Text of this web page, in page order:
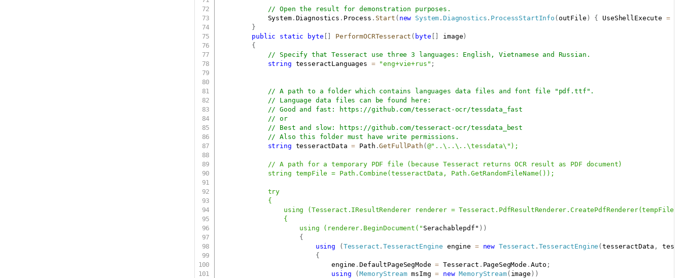
// Open the result for demonstration purposes.
            System
. Diagnostics . Process . Start ( new System .Diagnostics . ProcessStartInfo (outFile ) { UseShellExecute =
}
public
static byte [ ] PerformOCRTesseract ( byte [ ] image)
{
// Specify that Tesseract use three 3 languages: English, Vietnamese and Russian.
string tesseractLanguages = "eng+vie+rus" ;
// A path to a folder which contains languages data files and font file "pdf.ttf".
// Language data files can be found here:
// Good and fast:
https://github.com/tesseract-ocr/tessdata_fast
// or
// Best and slow:
https://github.com/tesseract-ocr/tessdata_best
// Also this folder must have write permissions.
string tesseractData = Path .GetFullPath (@"..\..\..\tessdata\");
            // A path for a temporary PDF file (because Tesseract returns OCR result as PDF document)
            string tempFile = Path.Combine(tesseractData, Path.GetRandomFileName());
            try
            {
using (Tesseract.IResultRenderer renderer = Tesseract.PdfResultRenderer.CreatePdfRenderer(tempFile,
                {
                    using (renderer.BeginDocument("
Serachablepdf" ) )
{
using
(Tesseract .TesseractEngine engine = new Tesseract . TesseractEngine (tesseractData ,
{
                            engine
.DefaultPageSegMode = Tesseract . PageSegMode . Auto ;
using
(MemoryStream msImg = new MemoryStream( image ) )